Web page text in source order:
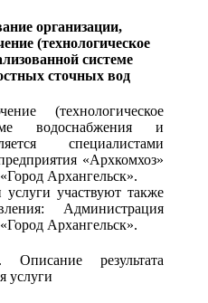
организации,
(технологическое
системе
сточных вод
(технологическое
водоснабжения и
специалистами
«Архкомхоз»
Архангельск».
услуги участвуют также
Администрация
Архангельск».
Описание результата
услуги